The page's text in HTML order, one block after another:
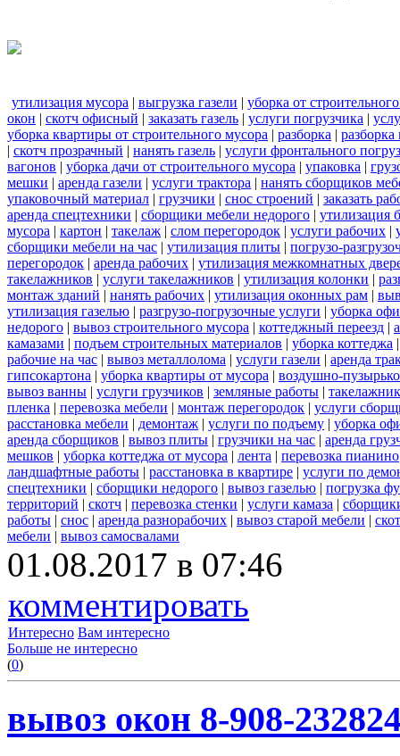
утилизация мусора | выгрузка газели | уборка от
окон | скотч офисный | заказать газель | услуги погрузчика |
уборка квартиры от строительного мусора | разборка |
| скотч прозрачный | нанять газель | услуги фронтального
вагонов | уборка дачи от строительного мусора | упаковка |
мешки | аренда газели | услуги трактора | нанять сборщиков
упаковочный материал | грузчики | снос строений | заказать
аренда спецтехники | сборщики мебели недорого | утилизация
мусора | картон | такелаж | слом перегородок | услуги рабочих |
сборщики мебели на час | утилизация плиты | погрузо-
перегородок | аренда рабочих | утилизация межкомнатных
такелажников | услуги такелажников | утилизация колонки |
монтаж зданий | нанять рабочих | утилизация оконных рам |
утилизация газелью | разгрузо-погрузочные услуги | уборка
недорого | вывоз строительного мусора | коттеджный переезд |
камазами | подъем строительных материалов | уборка коттеджа
рабочие на час | вывоз металлолома | услуги газели | аренда
гипсокартона | уборка квартиры от мусора | воздушно-
вывоз ванны | услуги грузчиков | земляные работы |
пленка | перевозка мебели | монтаж перегородок | услуги
расстановка мебели | демонтаж | услуги по подъему | уборка
аренда сборщиков | вывоз плиты | грузчики на час | аренда
мешков | уборка коттеджа от мусора | лента | перевозка пианино
ландшафтные работы | расстановка в квартире | услуги по
спецтехники | сборщики недорого | вывоз газелью | погрузка
территорий | скотч | перевозка стенки | услуги камаза |
работы | снос | аренда разнорабочих | вывоз старой мебели |
мебели | вывоз самосвалами
01.08.2017 в 07:46
комментировать
Интересно Вам интересно
Больше не интересно
(0)
вывоз окон 8-908-